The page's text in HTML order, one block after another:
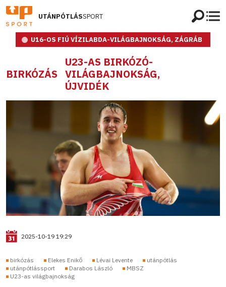
UTÁNPÓTLÁSSPORT
U16-OS FIÚ VÍZILABDA-VILÁGBAJNOKSÁG, ZÁGRÁB
BIRKÓZÁS
U23-AS BIRKÓZÓ-
VILÁGBAJNOKSÁG,
ÚJVIDÉK
2025-10-19 19:29
birkózás Elekes Enikő Lévai Levente
utánpótlás
utánpótlássport
Darabos László
MBSZ
U23-as világbajnokság